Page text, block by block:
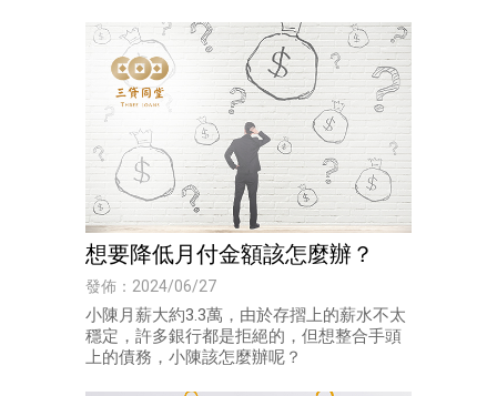
想要降低月付金額該怎麼辦？
發佈：2024/06/27
小陳月薪大約3.3萬，由於存摺上的薪水不太
穩定，許多銀行都是拒絕的，但想整合手頭
上的債務，小陳該怎麼辦呢？